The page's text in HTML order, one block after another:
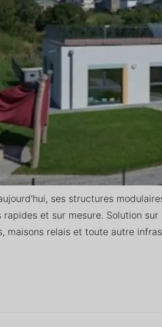
ses structures
et sur mesure. Solution
maisons relais et toute autre